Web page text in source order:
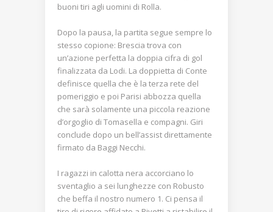
buoni tiri agli uomini di Rolla.
Dopo la pausa, la partita segue sempre lo
stesso copione: Brescia trova con
un’azione perfetta la doppia cifra di gol
finalizzata da Lodi. La doppietta di Conte
definisce quella che è la terza rete del
pomeriggio e poi Parisi abbozza quella
che sarà solamente una piccola reazione
d’orgoglio di Tomasella e compagni. Giri
conclude dopo un bell’assist direttamente
firmato da Baggi Necchi.
I ragazzi in calotta nera accorciano lo
sventaglio a sei lunghezze con Robusto
che beffa il nostro numero 1. Ci pensa il